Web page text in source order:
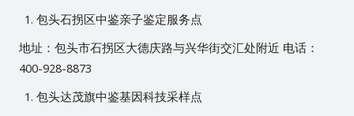
包头石拐区中鉴亲子鉴定服务点
地址：包头市石拐区大德庆路与兴华街交汇处附近 电话：
400-928-8873
包头达茂旗中鉴基因科技采样点